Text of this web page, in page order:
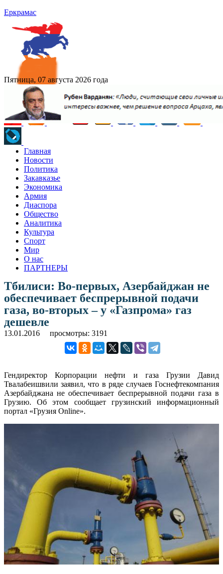
Еркрамас
Пятница, 07 августа 2026 года
Главная
Новости
Политика
Закавказье
Экономика
Армия
Диаспора
Общество
Аналитика
Культура
Спорт
Мир
О нас
ПАРТНЕРЫ
Тбилиси: Во-первых, Азербайджан не
обеспечивает беспрерывной подачи
газа, во-вторых – у «Газпрома» газ
дешевле
13.01.2016 просмотры: 3191
Гендиректор Корпорации нефти и газа Грузии Давид
Твалабеишвили заявил, что в ряде случаев Госнефтекомпания
Азербайджана не обеспечивает беспрерывной подачи газа в
Грузию. Об этом сообщает грузинский информационный
портал «Грузия Online».